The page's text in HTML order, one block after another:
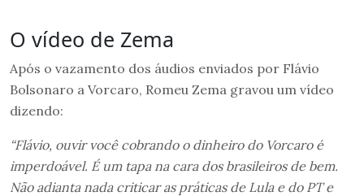
O vídeo de Zema
Após o vazamento dos áudios enviados por Flávio
Bolsonaro a Vorcaro, Romeu Zema gravou um vídeo
dizendo:
“Flávio, ouvir você cobrando o dinheiro do Vorcaro é
imperdoável. É um tapa na cara dos brasileiros de bem.
Não adianta nada criticar as práticas de Lula e do PT e